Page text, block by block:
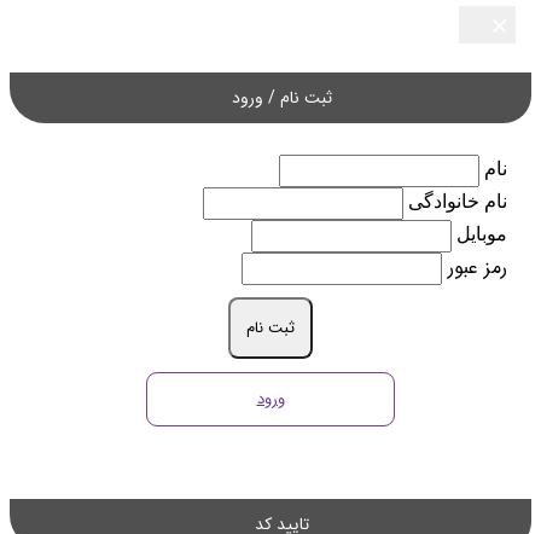
ثبت نام / ورود
نام
نام خانوادگی
موبایل
رمز عبور
ثبت نام
ورود
تایید کد